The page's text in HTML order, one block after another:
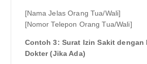
[Nama Jelas Orang Tua/Wali]
[Nomor Telepon Orang Tua/Wali]
Contoh 3: Surat Izin Sakit dengan
Dokter (Jika Ada)